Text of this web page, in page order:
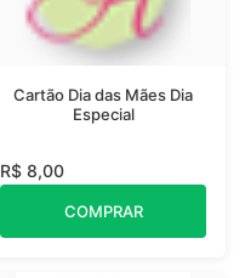
Cartão Dia das Mães Dia
Especial
R$ 8,00
COMPRAR